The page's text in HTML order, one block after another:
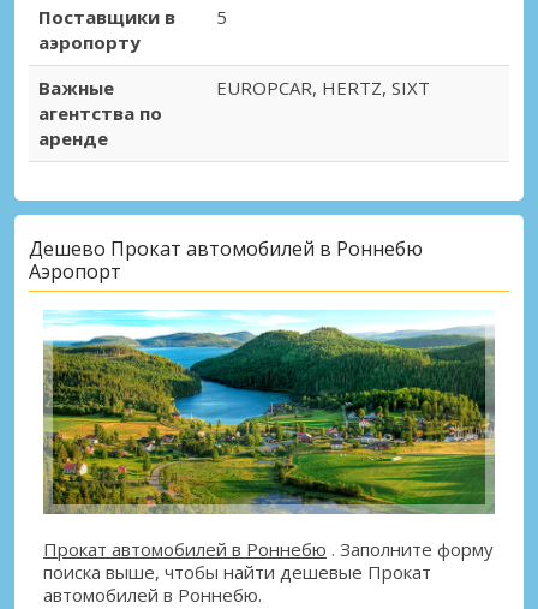
Поставщики в
аэропорту
5
Важные
агентства по
аренде
EUROPCAR, HERTZ, SIXT
Дешево Прокат автомобилей в Роннебю
Аэропорт
Прокат автомобилей в Роннебю . Заполните форму
поиска выше, чтобы найти дешевые Прокат
автомобилей в Роннебю.